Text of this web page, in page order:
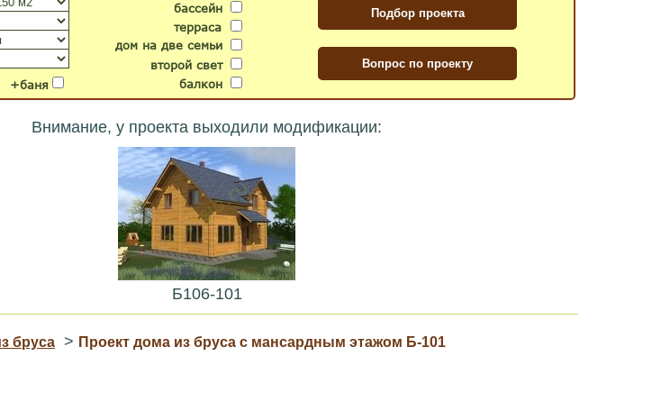
бассейн
второй свет
дом на две семьи
терраса
балкон
+баня
Внимание, у проекта выходили модификации:
Б106-101
бруса > Проект дома из бруса с мансардным этажом Б-101